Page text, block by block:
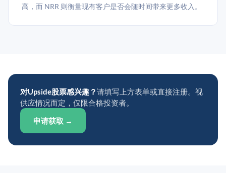
高，而 NRR 则衡量现有客户是否会随时间带来更多收入。
对Upside股票感兴趣？请填写上方表单或直接注册。视
供应情况而定，仅限合格投资者。
申请获取 →